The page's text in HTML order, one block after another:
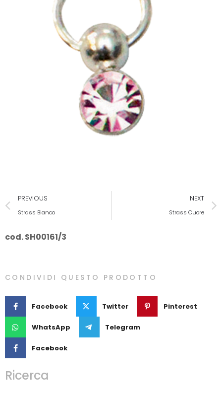
PREVIOUS
Strass Bianco
NEXT
Strass Cuore
cod. SH00161/3
CONDIVIDI QUESTO PRODOTTO
Facebook Twitter Pinterest
WhatsApp Telegram
Facebook
Ricerca